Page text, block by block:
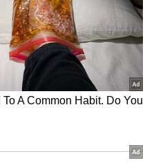
ಅವರು ಸರಿಯಾದ
ಎಂದು ಜ್ಯೋತಿಷಿಗಳು
ಸ್ಥಿರ ಜೀವನ ಮತ್ತು
ಬರುತ್ತದೆ ಎಂದು ಅವರು